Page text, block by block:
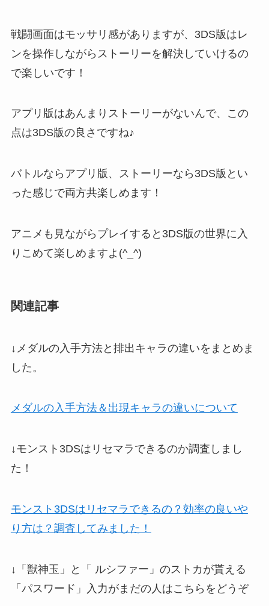
戦闘画面はモッサリ感がありますが、3DS版はレ
ンを操作しながらストーリーを解決していけるの
で楽しいです！
アプリ版はあんまりストーリーがないんで、この
点は3DS版の良さですね♪
バトルならアプリ版、ストーリーなら3DS版とい
った感じで両方共楽しめます！
アニメも見ながらプレイすると3DS版の世界に入
りこめて楽しめますよ(^_^)
関連記事
↓メダルの入手方法と排出キャラの違いをまとめま
した。
メダルの入手方法＆出現キャラの違いについて
↓モンスト3DSはリセマラできるのか調査しまし
た！
モンスト3DSはリセマラできるの？効率の良いや
り方は？調査してみました！
↓「獣神玉」と「 ルシファー」のストカが貰える
「パスワード」入力がまだの人はこちらをどうぞ